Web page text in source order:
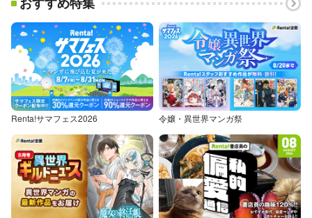
Renta!サマフェス2026 令嬢・異世界マンガ祭